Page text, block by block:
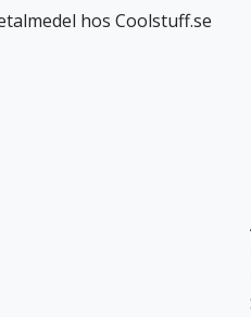
hos Coolstuff.se